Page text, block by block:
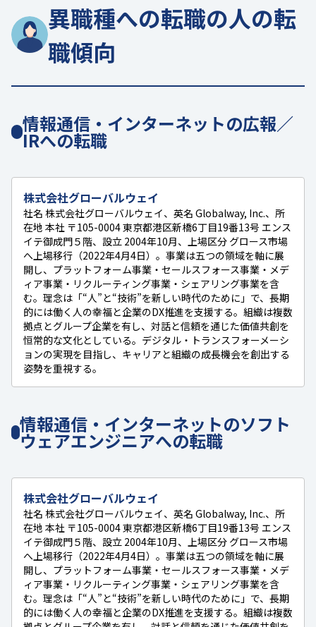
異職種への転職の人の転
職傾向
情報通信・インターネットの広報／
IRへの転職
株式会社グローバルウェイ
社名 株式会社グローバルウェイ、英名 Globalway, Inc.、所
在地 本社 〒105-0004 東京都港区新橋6丁目19番13号 エンス
イテ御成門５階、設立 2004年10月、上場区分 グロース市場
へ上場移行（2022年4月4日）。事業は五つの領域を軸に展
開し、プラットフォーム事業・セールスフォース事業・メデ
ィア事業・リクルーティング事業・シェアリング事業を含
む。理念は「“人”と“技術”を新しい時代のために」で、長期
的には働く人の幸福と企業のDX推進を支援する。組織は複数
拠点とグループ企業を有し、対話と信頼を通じた価値共創を
恒常的な文化としている。デジタル・トランスフォーメーシ
ョンの実現を目指し、キャリアと組織の成長機会を創出する
姿勢を重視する。
情報通信・インターネットのソフト
ウェアエンジニアへの転職
株式会社グローバルウェイ
社名 株式会社グローバルウェイ、英名 Globalway, Inc.、所
在地 本社 〒105-0004 東京都港区新橋6丁目19番13号 エンス
イテ御成門５階、設立 2004年10月、上場区分 グロース市場
へ上場移行（2022年4月4日）。事業は五つの領域を軸に展
開し、プラットフォーム事業・セールスフォース事業・メデ
ィア事業・リクルーティング事業・シェアリング事業を含
む。理念は「“人”と“技術”を新しい時代のために」で、長期
的には働く人の幸福と企業のDX推進を支援する。組織は複数